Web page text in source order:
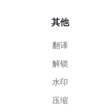
其他
翻译
解锁
水印
压缩